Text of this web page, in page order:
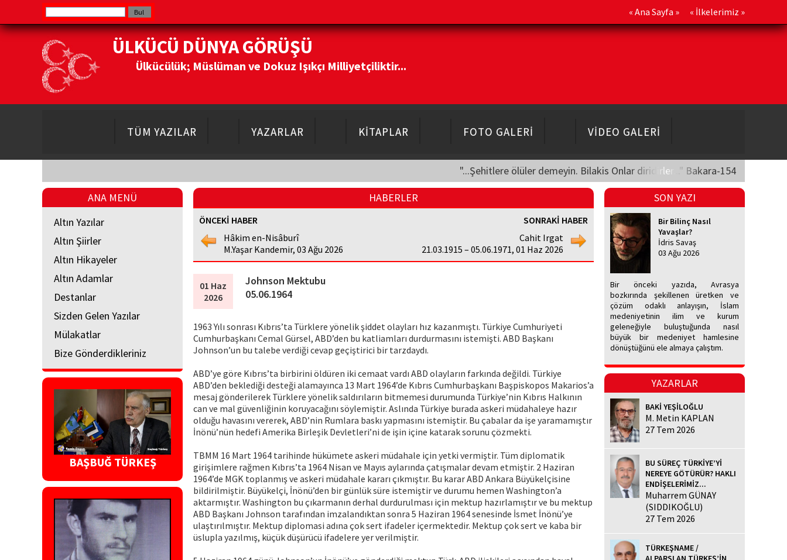
« Ana Sayfa » « İlkelerimiz »
ÜLKÜCÜ DÜNYA GÖRÜŞÜ
Ülkücülük; Müslüman ve Dokuz Işıkçı Milliyetçiliktir...
TÜM YAZILAR YAZARLAR KİTAPLAR FOTO GALERİ VİDEO GALERİ
"...Şehitlere ölüler demeyin. Bilakis Onlar diridirler..." Bakara-154
ANA MENÜ
Altın Yazılar
Altın Şiirler
Altın Hikayeler
Altın Adamlar
Destanlar
Sizden Gelen Yazılar
Mülakatlar
Bize Gönderdikleriniz
BAŞBUĞ TÜRKEŞ
HABERLER
ÖNCEKİ HABER
Hâkim en-Nisâburî
M.Yaşar Kandemir, 03 Ağu 2026
SONRAKİ HABER
Cahit Irgat
21.03.1915 – 05.06.1971, 01 Haz 2026
01 Haz
2026
Johnson Mektubu
05.06.1964
1963 Yılı sonrası Kıbrıs’ta Türklere yönelik şiddet olayları hız kazanmıştı. Türkiye Cumhuriyeti
Cumhurbaşkanı Cemal Gürsel, ABD’den bu katliamları durdurmasını istemişti. ABD Başkanı
Johnson’un bu talebe verdiği cevap geçiştirici bir tarzdaydı.
ABD’ye göre Kıbrıs’ta birbirini öldüren iki cemaat vardı ABD olayların farkında değildi. Türkiye
ABD’den beklediği desteği alamayınca 13 Mart 1964’de Kıbrıs Cumhurbaşkanı Başpiskopos Makarios’a
mesaj gönderilerek Türklere yönelik saldırıların bitmemesi durumunda Türkiye’nin Kıbrıs Halkının
can ve mal güvenliğinin koruyacağını söylemiştir. Aslında Türkiye burada askeri müdahaleye hazır
olduğu havasını vererek, ABD’nin Rumlara baskı yapmasını istemiştir. Bu çabalar da işe yaramamıştır
İnönü’nün hedefi Amerika Birleşik Devletleri’ni de işin içine katarak sorunu çözmekti.
TBMM 16 Mart 1964 tarihinde hükümete askeri müdahale için yetki vermiştir. Tüm diplomatik
girişimlere rağmen Kıbrıs’ta 1964 Nisan ve Mayıs aylarında çatışmalar devam etmiştir. 2 Haziran
1964’de MGK toplanmış ve askeri müdahale kararı çıkmıştır. Bu karar ABD Ankara Büyükelçisine
bildirilmiştir. Büyükelçi, İnönü’den bir günlük süre istemiştir ve durumu hemen Washington’a
aktarmıştır. Washington bu çıkarmanın derhal durdurulması için mektup hazırlamıştır ve bu mektup
ABD Başkanı Johnson tarafından imzalandıktan sonra 5 Haziran 1964 senesinde İsmet İnönü’ye
ulaştırılmıştır. Mektup diplomasi adına çok sert ifadeler içermektedir. Mektup çok sert ve kaba bir
üslupla yazılmış, küçük düşürücü ifadelere yer verilmiştir.
SON YAZI
Bir Bilinç Nasıl
Yavaşlar?
İdris Savaş
03 Ağu 2026
Bir önceki yazıda, Avrasya
bozkırında şekillenen üretken ve
çözüm odaklı anlayışın, İslam
medeniyetinin ilim ve kurum
geleneğiyle buluştuğunda nasıl
büyük bir medeniyet hamlesine
dönüştüğünü ele almaya çalıştım.
YAZARLAR
BAKİ YEŞİLOĞLU
M. Metin KAPLAN
27 Tem 2026
BU SÜREÇ TÜRKİYE’Yİ
NEREYE GÖTÜRÜR? HAKLI
ENDİŞELERİMİZ...
Muharrem GÜNAY
(SIDDIKOĞLU)
27 Tem 2026
TÜRKEŞNAME /